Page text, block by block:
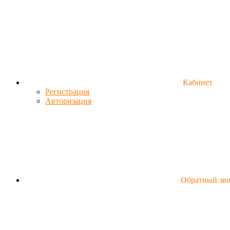
Кабинет
Регистрация
Авторизация
Обратный